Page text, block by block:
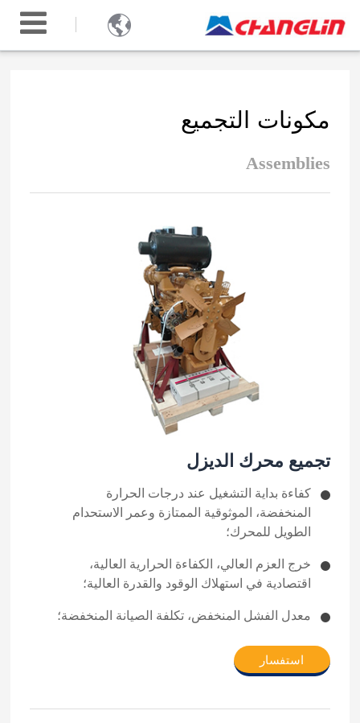

مكونات التجميع
Assemblies
تجميع محرك الديزل
كفاءة بداية التشغيل عند درجات الحرارة
المنخفضة، الموثوقية الممتازة وعمر الاستحدام
الطويل للمحرك؛
خرج العزم العالي، الكفاءة الحرارية العالية،
اقتصادية في استهلاك الوقود والقدرة العالية؛
معدل الفشل المنخفض، تكلفة الصيانة المنخفضة؛
استفسار